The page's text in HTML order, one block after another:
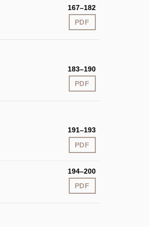
167–182
PDF
183–190
PDF
191–193
PDF
194–200
PDF